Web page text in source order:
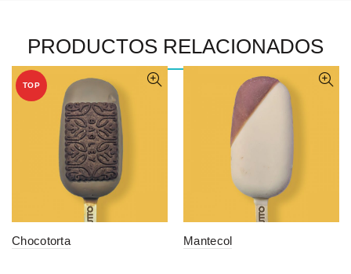
PRODUCTOS RELACIONADOS
TOP
Chocotorta Mantecol